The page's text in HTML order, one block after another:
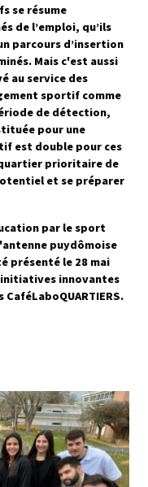
se résume
de l’emploi, qu’ils
parcours d’insertion
Mais c'est aussi
au service des
sportif comme
de détection,
pour une
est double pour ces
prioritaire de
et se préparer
par le sport
puydômoise
présenté le 28 mai
innovantes